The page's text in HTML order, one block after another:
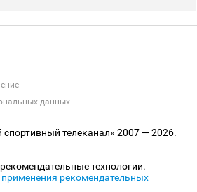
данных
телеканал» 2007 — 2026.
технологии.
рекомендательных